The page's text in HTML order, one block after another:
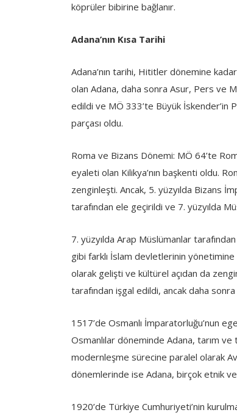
köprüler bibirine bağlanır.
Adana’nın Kısa Tarihi
Adana’nın tarihi, Hititler dönemine
olan Adana, daha sonra Asur, Pers ve
edildi ve MÖ 333’te Büyük İskender’in
parçası oldu.
Roma ve Bizans Dönemi: MÖ 64’te
eyaleti olan Kilikya’nın başkenti oldu.
zenginleşti. Ancak, 5. yüzyılda Bizans
tarafından ele geçirildi ve 7. yüzyılda
7. yüzyılda Arap Müslümanlar
gibi farklı İslam devletlerinin
olarak gelişti ve kültürel açıdan da
tarafından işgal edildi, ancak daha
1517’de Osmanlı İmparatorluğu’nun
Osmanlılar döneminde Adana, tarım
modernleşme sürecine paralel olarak
dönemlerinde ise Adana, birçok etnik ve
1920’de Türkiye Cumhuriyeti’nin